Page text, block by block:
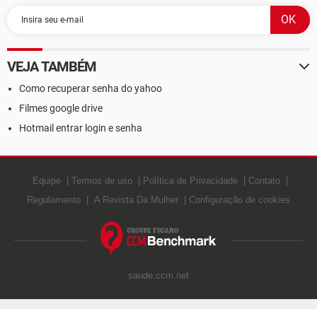
VEJA TAMBÉM
Como recuperar senha do yahoo
Filmes google drive
Hotmail entrar login e senha
Equipe Termos de uso Política de Privacidade
Contato
Regulamento
A Revista Da Mulher Configuração de cookies
saude.ccm.net